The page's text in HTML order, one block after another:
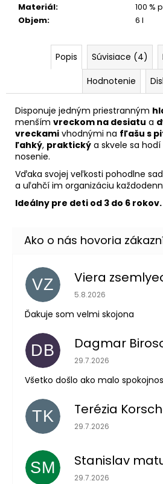
Materiál:
100 %
Objem: 6 l
Popis Súvisiace (4)
Hodnotenie
Disponuje jedným priestranným
menším vreckom na desiatu a
vreckami vhodnými na fľašu s
ľahký, praktický a skvele sa
nosenie.
Vďaka svojej veľkosti pohodlne
a uľahčí im organizáciu
Ideálny pre deti od 3 do 6 rokov.
VZ Viera
Hodnotenie obchodu
5.8.2026
Ďakuje som velmi skojona
DB Dagmar
Hodnotenie obchodu
29.7.2026
Všetko došlo ako malo
TK Terézia
Hodnotenie obchodu
29.7.2026
SM Stanislav
Hodnotenie obchodu
29.7.2026